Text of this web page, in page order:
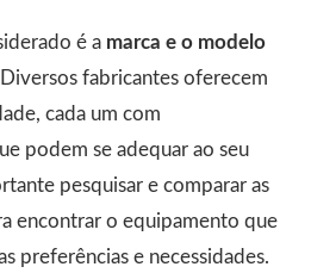
é a marca e o modelo
fabricantes oferecem
cada um com
podem se adequar ao seu
pesquisar e comparar as
encontrar o equipamento que
preferências e necessidades.